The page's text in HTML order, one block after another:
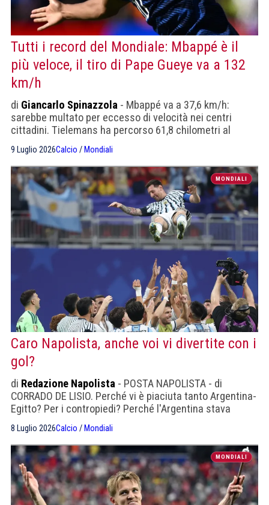
Tutti i record del Mondiale: Mbappé è il
più veloce, il tiro di Pape Gueye va a 132
km/h
di Giancarlo Spinazzola - Mbappé va a 37,6 km/h:
sarebbe multato per eccesso di velocità nei centri
cittadini. Tielemans ha percorso 61,8 chilometri al
Mondiale, Castagne 16,29 chilometri in una sola partita.
9 Luglio 2026Calcio / Mondiali
MONDIALI
Caro Napolista, anche voi vi divertite con i
gol?
di Redazione Napolista - POSTA NAPOLISTA - di
CORRADO DE LISIO. Perché vi è piaciuta tanto Argentina-
Egitto? Per i contropiedi? Perché l'Argentina stava
una ragione, gli X-Gol contano
8 Luglio 2026Calcio / Mondiali
MONDIALI